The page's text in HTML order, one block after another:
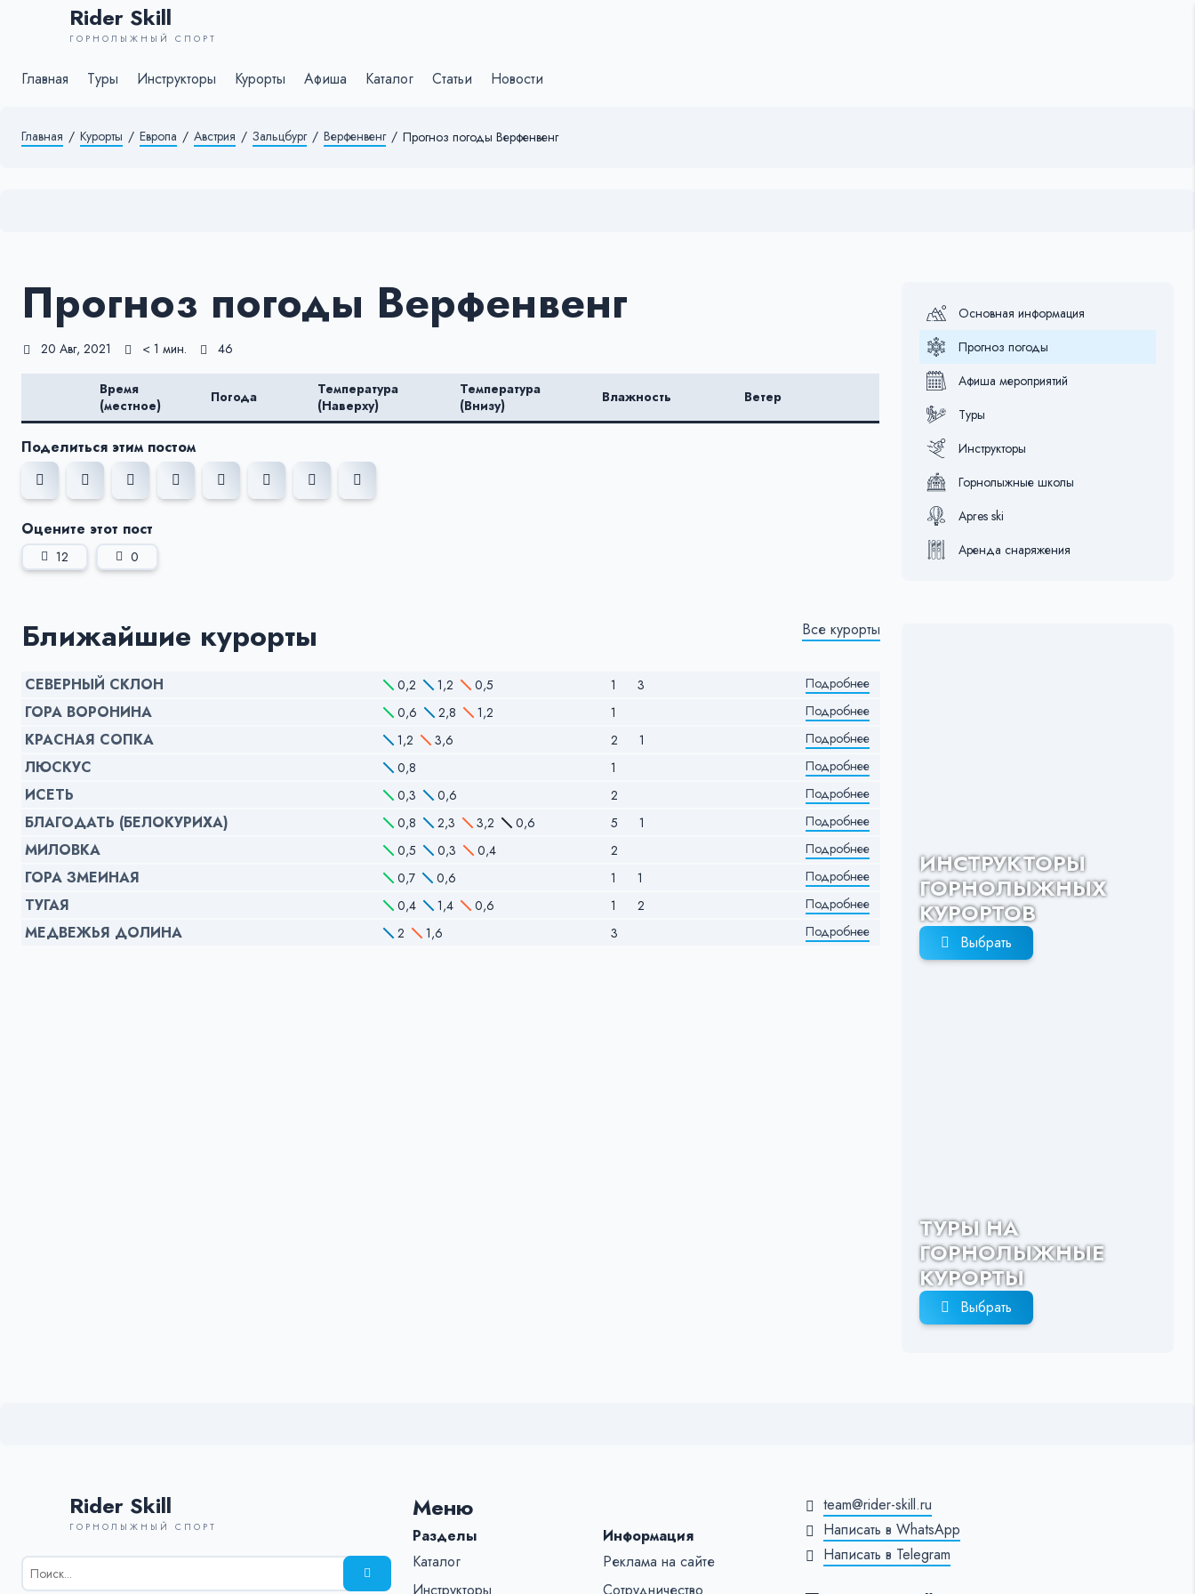
Rider Skill
ГОРНОЛЫЖНЫЙ СПОРТ
Главная Туры Инструкторы Курорты Афиша Каталог Статьи Новости
Главная / Курорты / Европа / Австрия / Зальцбург / Верфенвенг / Прогноз погоды Верфенвенг
Прогноз погоды Верфенвенг
20 Авг, 2021 < 1 мин. 46
Время
(местное)
Погода
Температура
(Наверху)
Температура
(Внизу)
Влажность Ветер
Поделиться этим постом
Оцените этот пост
12 0
Ближайшие курорты Все курорты
СЕВЕРНЫЙ СКЛОН 0,2 1,2 0,5 1 3 Подробнее
ГОРА ВОРОНИНА 0,6 2,8 1,2 1 Подробнее
КРАСНАЯ СОПКА 1,2 3,6 2 1 Подробнее
ЛЮСКУС 0,8 1 Подробнее
ИСЕТЬ 0,3 0,6 2 Подробнее
БЛАГОДАТЬ (БЕЛОКУРИХА) 0,8 2,3 3,2 0,6 5 1 Подробнее
МИЛОВКА 0,5 0,3 0,4 2 Подробнее
ГОРА ЗМЕИНАЯ 0,7 0,6 1 1 Подробнее
ТУГАЯ 0,4 1,4 0,6 1 2 Подробнее
МЕДВЕЖЬЯ ДОЛИНА 2 1,6 3 Подробнее
Основная информация
Прогноз погоды
Афиша мероприятий
Туры
Инструкторы
Горнолыжные школы
Apres ski
Аренда снаряжения
ИНСТРУКТОРЫ
ГОРНОЛЫЖНЫХ
КУРОРТОВ
Выбрать
ТУРЫ НА
ГОРНОЛЫЖНЫЕ
КУРОРТЫ
Выбрать
Rider Skill
ГОРНОЛЫЖНЫЙ СПОРТ
Результаты
поиска
Меню
Разделы
Каталог
Информация
Реклама на сайте
team@rider-skill.ru
Написать в WhatsApp
Написать в Telegram